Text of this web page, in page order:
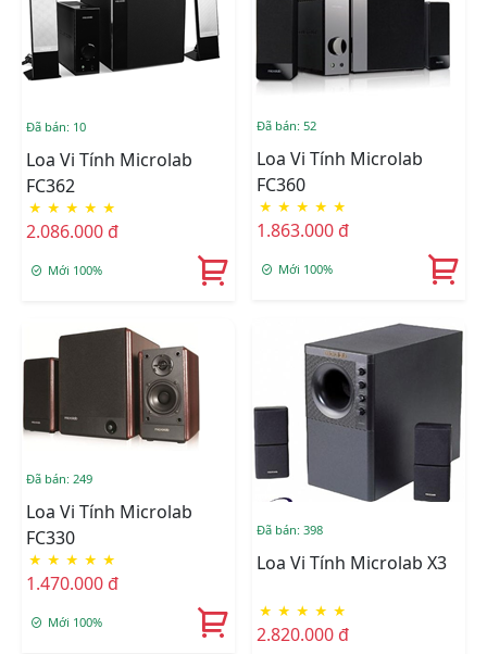
Đã bán: 10
Loa Vi Tính Microlab
FC362
★ ★ ★ ★ ★
2.086.000 đ
Mới 100%
Đã bán: 52
Loa Vi Tính Microlab
FC360
★ ★ ★ ★ ★
1.863.000 đ
Mới 100%
Đã bán: 249
Loa Vi Tính Microlab
FC330
★ ★ ★ ★ ★
1.470.000 đ
Mới 100%
Đã bán: 398
Loa Vi Tính Microlab X3
★ ★ ★ ★ ★
2.820.000 đ